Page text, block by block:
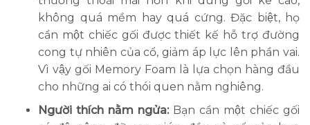
không quá mềm hay quá cứng. Đặc biệt, họ
cần một chiếc gối được thiết kế hỗ trợ đường
cong tự nhiên của cổ, giảm áp lực lên phần vai.
Vì vậy gối Memory Foam là lựa chọn hàng đầu
cho những ai có thói quen nằm nghiêng.
Người thích nằm ngửa:Bạn cần một chiếc gối